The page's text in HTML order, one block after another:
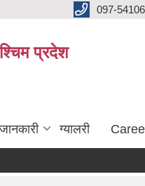
097-
प्रदेश
ग्यालरी